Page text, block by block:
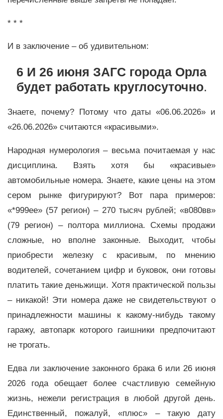
* * *
И в заключение – об удивительном:
6 И 26 июня ЗАГС города Орла
будет работать круглосуточно.
Знаете, почему? Потому что даты «06.06.2026» и
«26.06.2026» считаются «красивыми».
Народная нумерология – весьма почитаемая у нас
дисциплина. Взять хотя бы «красивые»
автомобильные номера. Знаете, какие цены на этом
сером рынке фигурируют? Вот пара примеров:
«*999ее» (57 регион) – 270 тысяч рублей; «в080вв»
(79 регион) – полтора миллиона. Схемы продажи
сложные, но вполне законные. Выходит, чтобы
приобрести железку с красивым, по мнению
водителей, сочетанием цифр и буковок, они готовы
платить такие деньжищи. Хотя практической пользы
– никакой! Эти номера даже не свидетельствуют о
принадлежности машины к какому-нибудь такому
гаражу, автопарк которого гаишники предпочитают
не трогать.
Едва ли заключение законного брака 6 или 26 июня
2026 года обещает более счастливую семейную
жизнь, нежели регистрация в любой другой день.
Единственный, пожалуй, «плюс» – такую дату